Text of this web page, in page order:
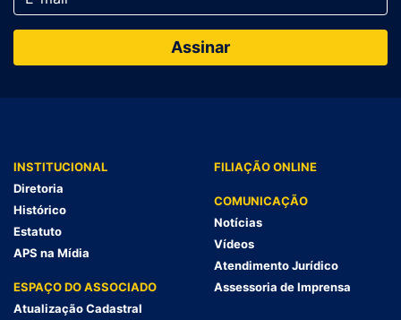
INSTITUCIONAL
Diretoria
Histórico
Estatuto
APS na Mídia
ESPAÇO DO ASSOCIADO
Atualização Cadastral
FILIAÇÃO ONLINE
COMUNICAÇÃO
Notícias
Vídeos
Atendimento Jurídico
Assessoria de Imprensa